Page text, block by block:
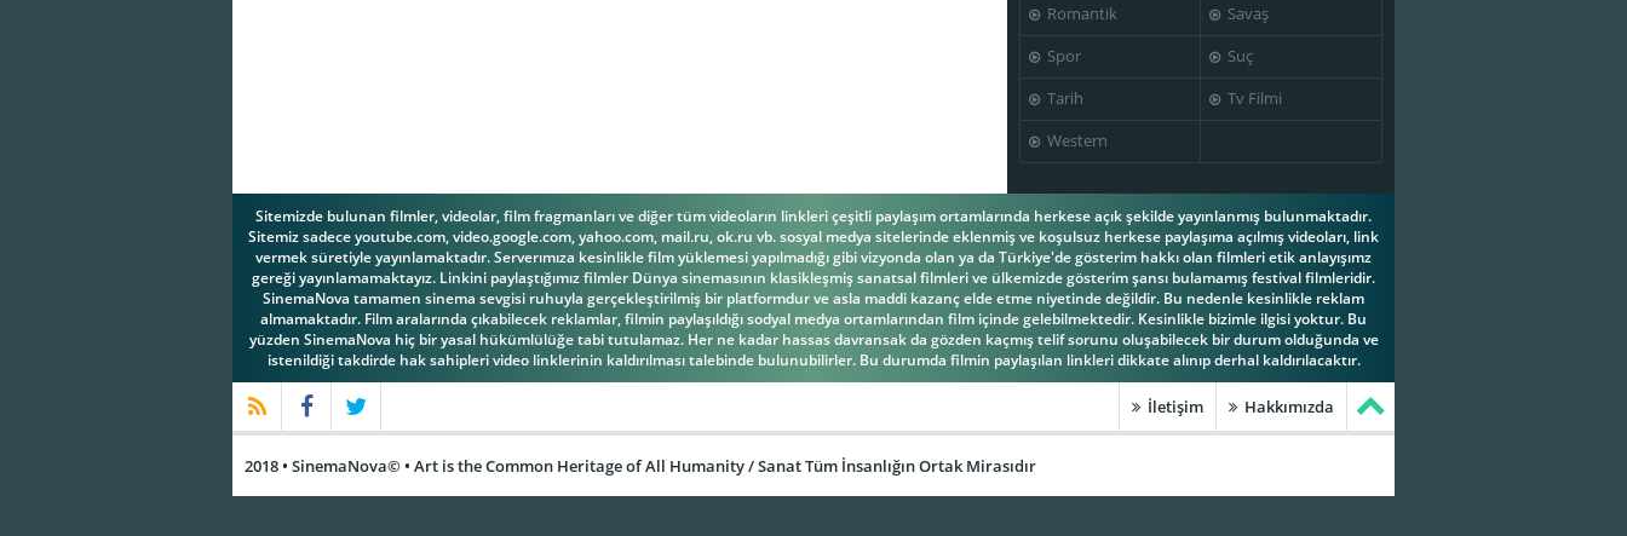
Romantik
Savaş
Spor
Suç
Tarih
Tv Filmi
Western
Sitemizde bulunan filmler, videolar, film fragmanları ve diğer tüm videoların linkleri çeşitli paylaşım ortamlarında herkese açık şekilde yayınlanmış bulunmaktadır.
Sitemiz sadece youtube.com, video.google.com, yahoo.com, mail.ru, ok.ru vb. sosyal medya sitelerinde eklenmiş ve koşulsuz herkese paylaşıma açılmış videoları, link
vermek süretiyle yayınlamaktadır. Serverımıza kesinlikle film yüklemesi yapılmadığı gibi vizyonda olan ya da Türkiye'de gösterim hakkı olan filmleri etik anlayışımz
gereği yayınlamamaktayız. Linkini paylaştığımız filmler Dünya sinemasının klasikleşmiş sanatsal filmleri ve ülkemizde gösterim şansı bulamamış festival filmleridir.
SinemaNova tamamen sinema sevgisi ruhuyla gerçekleştirilmiş bir platformdur ve asla maddi kazanç elde etme niyetinde değildir. Bu nedenle kesinlikle reklam
almamaktadır. Film aralarında çıkabilecek reklamlar, filmin paylaşıldığı sodyal medya ortamlarından film içinde gelebilmektedir. Kesinlikle bizimle ilgisi yoktur. Bu
yüzden SinemaNova hiç bir yasal hükümlülüğe tabi tutulamaz. Her ne kadar hassas davransak da gözden kaçmış telif sorunu oluşabilecek bir durum olduğunda ve
istenildiği takdirde hak sahipleri video linklerinin kaldırılması talebinde bulunubilirler. Bu durumda filmin paylaşılan linkleri dikkate alınıp derhal kaldırılacaktır.
İletişim Hakkımızda
2018 • SinemaNova© • Art is the Common Heritage of All Humanity / Sanat Tüm İnsanlığın Ortak Mirasıdır